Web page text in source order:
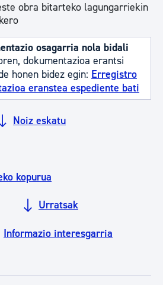
obra bitarteko lagungarriekin
osagarria nola bidali
dokumentazioa erantsi
honen bidez egin: Erregistro
eranstea espediente bati
Noiz eskatu
kopurua
Urratsak
Informazio interesgarria